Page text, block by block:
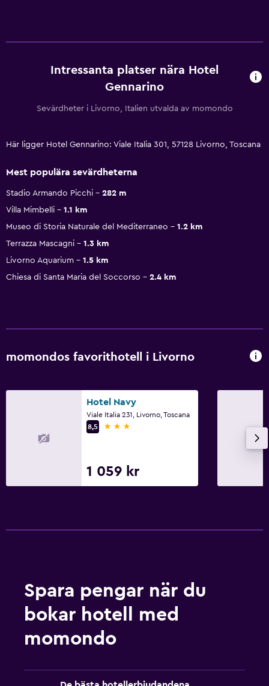
Intressanta platser nära Hotel
Gennarino
Sevärdheter i Livorno, Italien utvalda av momondo
Här ligger Hotel Gennarino: Viale Italia 301, 57128 Livorno, Toscana
Mest populära sevärdheterna
Stadio Armando Picchi
282 m
Villa Mimbelli
1.1 km
Museo di Storia Naturale del Mediterraneo
1.2 km
Terrazza Mascagni
1.3 km
Livorno Aquarium
1.5 km
Chiesa di Santa Maria del Soccorso
2.4 km
momondos favorithotell i Livorno
Hotel Navy
Viale Italia 231, Livorno, Toscana
8,5
3 stjärnor
1 059 kr
Spara pengar när du
bokar hotell med
momondo